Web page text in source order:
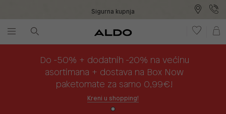
Sigurna kupnja
Do -50% + dodatnih -20% na većinu
asortimana + dostava na Box Now
paketomate za samo 0,99€!
Kreni u shopping!